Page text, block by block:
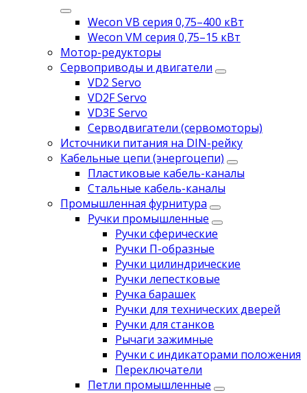
Wecon VB серия 0,75–400 кВт
Wecon VM серия 0,75–15 кВт
Мотор-редукторы
Сервоприводы и двигатели
VD2 Servo
VD2F Servo
VD3E Servo
Серводвигатели (сервомоторы)
Источники питания на DIN-рейку
Кабельные цепи (энергоцепи)
Пластиковые кабель-каналы
Стальные кабель-каналы
Промышленная фурнитура
Ручки промышленные
Ручки сферические
Ручки П-образные
Ручки цилиндрические
Ручки лепестковые
Ручка барашек
Ручки для технических дверей
Ручки для станков
Рычаги зажимные
Ручки с индикаторами положения
Переключатели
Петли промышленные